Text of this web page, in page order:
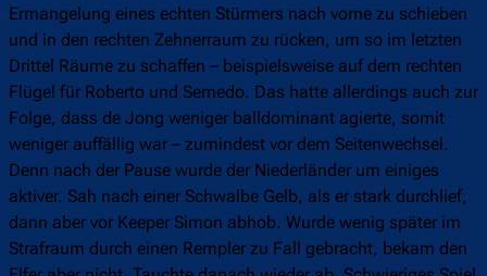
Ermangelung eines echten Stürmers nach vorne zu schieben
und in den rechten Zehnerraum zu rücken, um so im letzten
Drittel Räume zu schaffen – beispielsweise auf dem rechten
Flügel für Roberto und Semedo. Das hatte allerdings auch zur
Folge, dass de Jong weniger balldominant agierte, somit
weniger auffällig war – zumindest vor dem Seitenwechsel.
Denn nach der Pause wurde der Niederländer um einiges
aktiver. Sah nach einer Schwalbe Gelb, als er stark durchlief,
dann aber vor Keeper Simon abhob. Wurde wenig später im
Strafraum durch einen Rempler zu Fall gebracht, bekam den